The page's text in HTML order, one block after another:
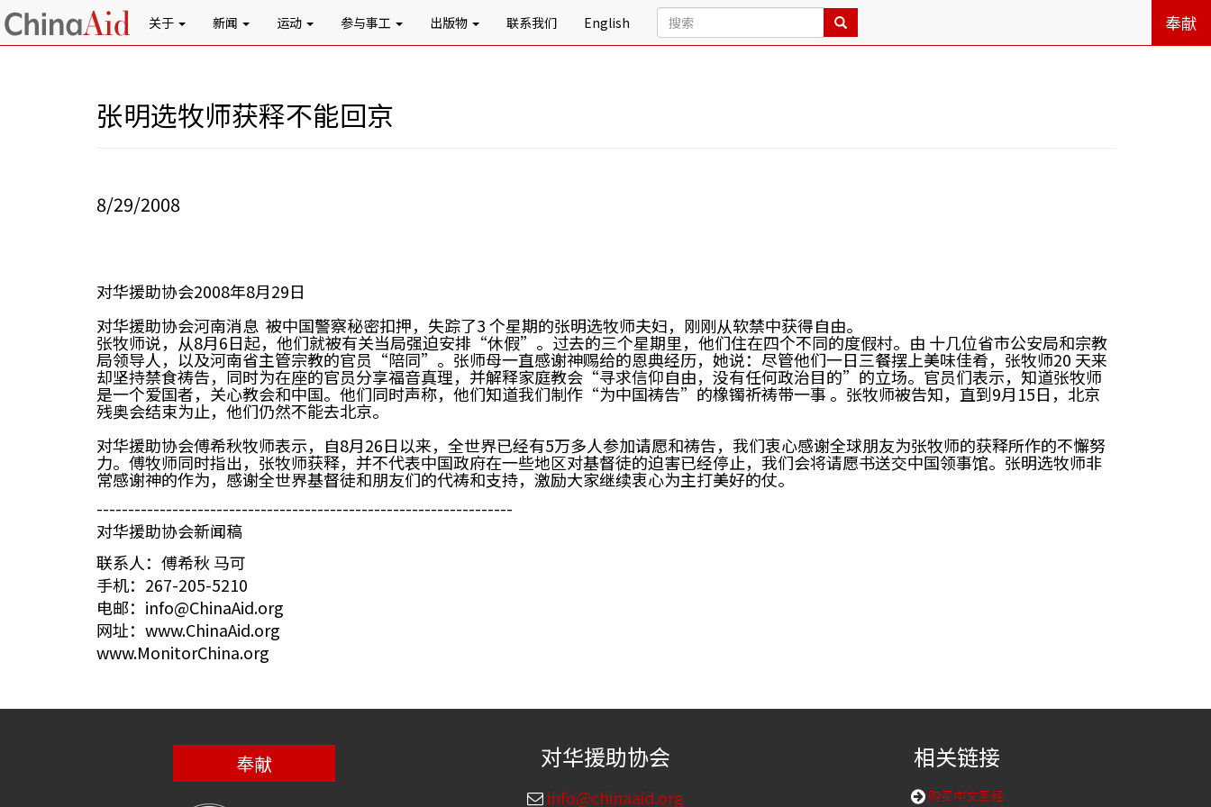
关于 新闻 运动 参与事工 出版物 联系我们 English 奉献
张明选牧师获释不能回京
8/29/2008
对华援助协会2008年8月29日
对华援助协会河南消息 被中国警察秘密扣押，失踪了3 个星期的张明选牧师夫妇，刚刚从软禁中获得自由。
张牧师说，从8月6日起，他们就被有关当局强迫安排“休假”。过去的三个星期里，他们住在四个不同的度假村。由 十几位省市公安局和宗教
局领导人，以及河南省主管宗教的官员“陪同”。张师母一直感谢神赐给的恩典经历，她说：尽管他们一日三餐摆上美味佳肴，张牧师20 天来
却坚持禁食祷告，同时为在座的官员分享福音真理，并解释家庭教会“寻求信仰自由，没有任何政治目的”的立场。官员们表示，知道张牧师
是一个爱国者，关心教会和中国。他们同时声称，他们知道我们制作“为中国祷告”的橡镯祈祷带一事 。张牧师被告知，直到9月15日，北京
残奥会结束为止，他们仍然不能去北京。
对华援助协会傅希秋牧师表示，自8月26日以来，全世界已经有5万多人参加请愿和祷告，我们衷心感谢全球朋友为张牧师的获释所作的不懈努
力。傅牧师同时指出，张牧师获释，并不代表中国政府在一些地区对基督徒的迫害已经停止，我们会将请愿书送交中国领事馆。张明选牧师非
常感谢神的作为，感谢全世界基督徒和朋友们的代祷和支持，激励大家继续衷心为主打美好的仗。
------------------------------------------------------------------
对华援助协会新闻稿
联系人：傅希秋 马可
手机：267-205-5210
电邮：info@ChinaAid.org
网址：www.ChinaAid.org
www.MonitorChina.org
奉献 对华援助协会
info@chinaaid.org
相关链接
购买中文圣经